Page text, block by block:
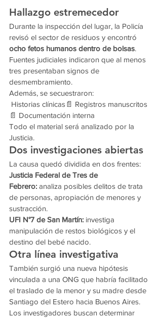
Hallazgo estremecedor
Durante la inspección del lugar, la Policía
revisó el sector de residuos y encontró
ocho fetos humanos dentro de bolsas.
Fuentes judiciales indicaron que al menos
tres presentaban signos de
desmembramiento.
Además, se secuestraron:
📄 Documentación interna
Todo el material será analizado por la
Justicia.
Dos investigaciones abiertas
La causa quedó dividida en dos frentes:
Justicia Federal de Tres de
Febrero: analiza posibles delitos de trata
de personas, apropiación de menores y
sustracción.
UFI N°7 de San Martín: investiga
manipulación de restos biológicos y el
destino del bebé nacido.
Otra línea investigativa
También surgió una nueva hipótesis
vinculada a una ONG que habría facilitado
el traslado de la menor y su madre desde
Santiago del Estero hacia Buenos Aires.
Los investigadores buscan determinar